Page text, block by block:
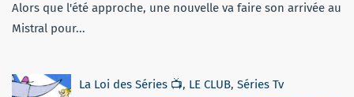
Alors que l'été approche, une nouvelle va faire son arrivée au
Mistral pour...
La Loi des Séries 📺, LE CLUB, Séries Tv